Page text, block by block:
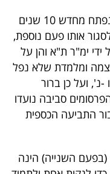
העובדה שבצעד חריג תיק החקירה נפתח מחדש 10 שנים
,2013 והוחלט לסגור אותו פעם נוספת,
ימ"ר ת"א והן על
ומלמדת שלא נפל
נ', ועל כן ברור
סביבה נועדו
התביעה הכספית
השנייה) הינה